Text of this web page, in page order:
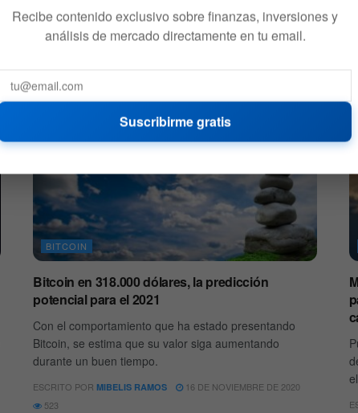
535
BITCOIN
Bitcoin en 318.000 dólares, la predicción
potencial para el 2021
Con el comportamiento que ha estado presentando
Bitcoin, se estima que su valor siga aumentando
durante un buen tiempo.
ESCRITO POR MIBELIS RAMOS
16 DE NOVIEMBRE DE 2020
523
Recibe contenido exclusivo sobre finanzas, inversiones y
análisis de mercado directamente en tu email.
Suscribirme gratis